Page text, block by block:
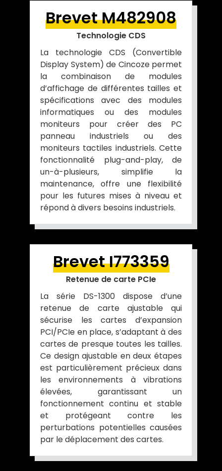
Brevet M482908
Technologie CDS
La technologie CDS (Convertible
Display System) de Cincoze permet
la combinaison de modules
d’affichage de différentes tailles et
spécifications avec des modules
informatiques ou des modules
moniteurs pour créer des PC
panneau industriels ou des
moniteurs tactiles industriels. Cette
fonctionnalité plug-and-play, de
un-à-plusieurs, simplifie la
maintenance, offre une flexibilité
pour les futures mises à niveau et
répond à divers besoins industriels.
Brevet I773359
Retenue de carte PCIe
La série DS-1300 dispose d’une
retenue de carte ajustable qui
sécurise les cartes d’expansion
PCI/PCIe en place, s’adaptant à des
cartes de presque toutes les tailles.
Ce design ajustable en deux étapes
est particulièrement précieux dans
les environnements à vibrations
élevées, garantissant un
fonctionnement continu et stable
et protégeant contre les
perturbations potentielles causées
par le déplacement des cartes.